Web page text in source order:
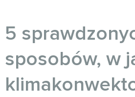
5
sposobów, w